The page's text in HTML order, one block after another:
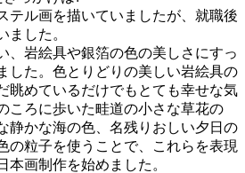
テル画を描いていましたが、就職後
ました。
、岩絵具や銀箔の色の美しさにすっ
した。色とりどりの美しい岩絵具の
眺めているだけでもとても幸せな気
ころに歩いた畦道の小さな草花の
静かな海の色、名残りおしい夕日の
粒子を使うことで、これらを表現
本画制作を始めました。